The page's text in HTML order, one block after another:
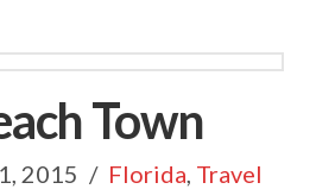
Town
2015 Florida Travel